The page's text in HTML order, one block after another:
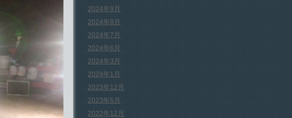
2024年9月
2024年8月
2024年7月
2024年6月
2024年3月
2024年1月
2023年12月
2023年5月
2022年12月